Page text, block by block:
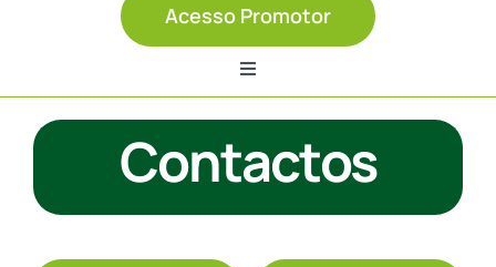
Acesso Promotor
Toggle
Navigation
Início
Contactos